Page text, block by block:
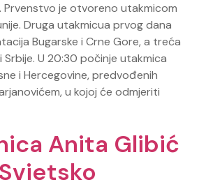
je otvoreno utakmicom
Druga utakmicua prvog dana
Bugarske i Crne Gore, a treća
U 20:30 počinje utakmica
i Hercegovine, predvođenih
u kojoj će odmjeriti
Anita Glibić